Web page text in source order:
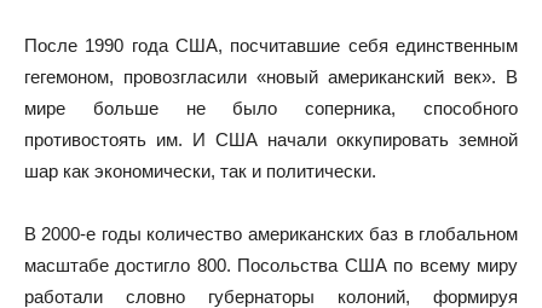
После 1990 года США, посчитавшие себя единственным
гегемоном, провозгласили «новый американский век». В
мире больше не было соперника, способного
противостоять им. И США начали оккупировать земной
шар как экономически, так и политически.
В 2000-е годы количество американских баз в глобальном
масштабе достигло 800. Посольства США по всему миру
работали словно губернаторы колоний, формируя